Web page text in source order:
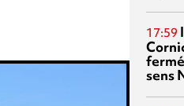
17:59
sens